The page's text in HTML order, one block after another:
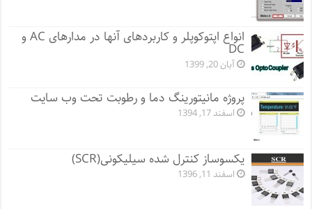
انواع اپتوکوپلر و کاربردهای آنها در مدارهای AC و
DC
آبان 20, 1399
پروژه مانيتورينگ دما و رطوبت تحت وب سایت
اسفند 17, 1394
یکسوساز کنترل شده سیلیکونی(SCR)
اسفند 11, 1396